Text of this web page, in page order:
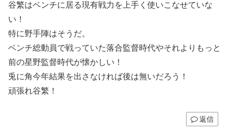
谷繁はベンチに居る現有戦力を上手く使いこなせていな
い！
特に野手陣はそうだ。
ベンチ総動員で戦っていた落合監督時代やそれよりもっと
前の星野監督時代が懐かしい！
兎に角今年結果を出さなければ後は無いだろう！
頑張れ谷繁！
返信